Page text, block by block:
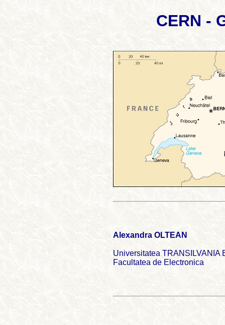
CERN -
Alexandra OLTEAN
Universitatea TRANSILVANIA
Facultatea de Electronica